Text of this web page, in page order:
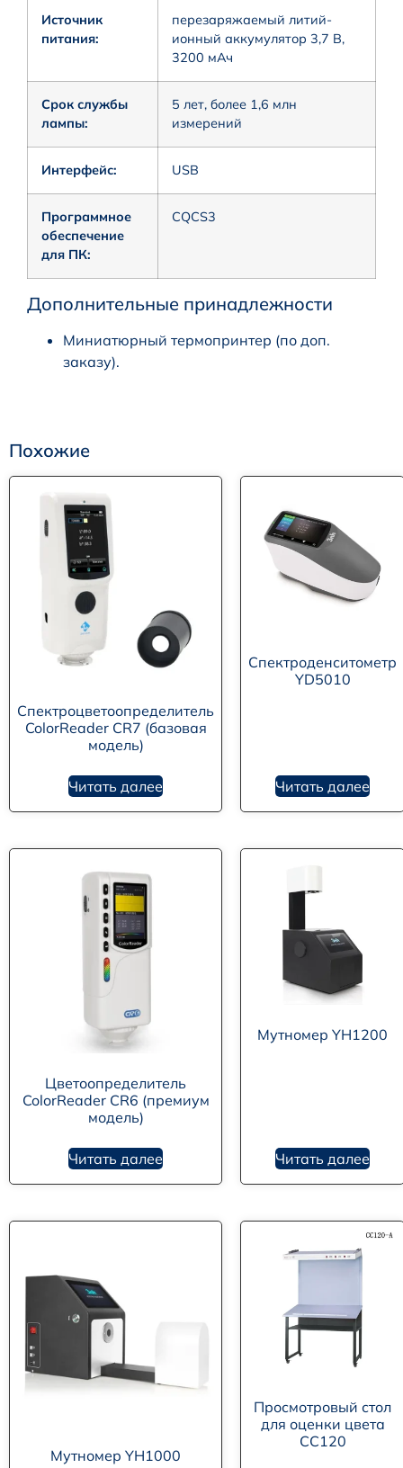
Источник
питания:
перезаряжаемый литий-
ионный аккумулятор 3,7 В,
3200 мАч
Срок службы
лампы:
5 лет, более 1,6 млн
измерений
Интерфейс: USB
Программное
обеспечение
для ПК:
CQCS3
Дополнительные принадлежности
Миниатюрный термопринтер (по доп.
заказу).
Похожие
Спектроцветоопределитель
ColorReader CR7 (базовая
модель)
Читать далее
Спектроденситометр
YD5010
Читать далее
Цветоопределитель
ColorReader CR6 (премиум
модель)
Читать далее
Мутномер YH1200
Читать далее
Мутномер YH1000
Просмотровый стол
для оценки цвета
CC120